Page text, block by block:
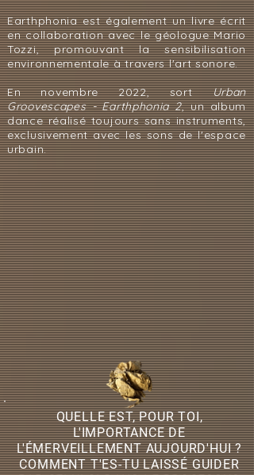
Earthphonia est également un livre écrit
en collaboration avec le géologue Mario
Tozzi, promouvant la sensibilisation
environnementale à travers l'art sonore.
En novembre 2022, sortUrban
Groovescapes - Earthphonia 2, un album
dance réalisé toujours sans instruments,
exclusivement avec les sons de l'espace
urbain.
QUELLE EST, POUR TOI,
L'IMPORTANCE DE
L'ÉMERVEILLEMENT AUJOURD'HUI ?
COMMENT T'ES-TU LAISSÉ GUIDER